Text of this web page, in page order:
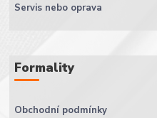
Servis nebo oprava
Formality
Obchodní podmínky